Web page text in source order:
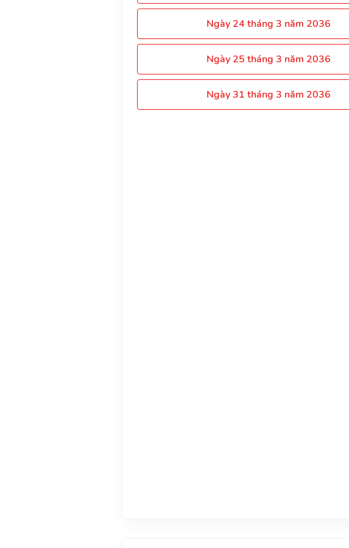
Ngày 24 tháng 3 năm 2036
Ngày 25 tháng 3 năm 2036
Ngày 31 tháng 3 năm 2036